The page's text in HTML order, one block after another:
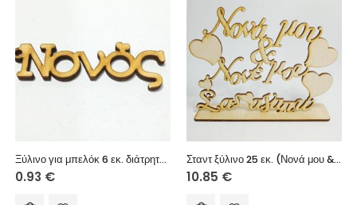
Ξύλινο για μπελόκ 6 εκ. διάτρητο (Νονός)
0.93 €
Σταντ ξύλινο 25 εκ. (Νονά μου & Νονέ μου Σας αγαπώ)
10.85 €